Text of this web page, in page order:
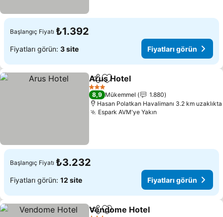
Başlangıç Fiyatı ₺1.392
Fiyatları görün: 3 site Fiyatları görün
PaylaşFavorilerime ekle
Arus Hotel
3 Yıldız
8,9 Mükemmel
1.880
Hasan Polatkan Havalimanı 3.2 km uzaklıkta
Espark AVM'ye Yakın
Başlangıç Fiyatı ₺3.232
Fiyatları görün: 12 site Fiyatları görün
PaylaşFavorilerime ekle
Vendome Hotel